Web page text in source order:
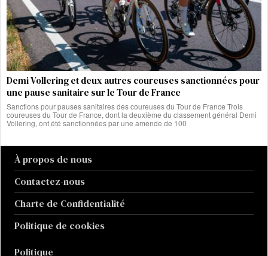
Demi Vollering et deux autres coureuses sanctionnées pour
une pause sanitaire sur le Tour de France
Sanctions pour pauses sanitaires des coureuses du Tour de France Trois
coureuses du Tour de France, dont la deuxième du classement général Demi
Vollering, ont été sanctionnées par une amende de 100
À propos de nous
Contactez-nous
Charte de Confidentialité
Politique de cookies
Politique